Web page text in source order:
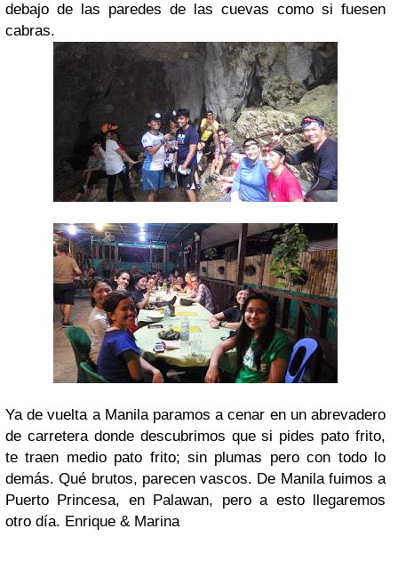
debajo de las paredes de las cuevas como si fuesen
cabras.
Ya de vuelta a Manila paramos a cenar en un abrevadero
de carretera donde descubrimos que si pides pato frito,
te traen medio pato frito; sin plumas pero con todo lo
demás. Qué brutos, parecen vascos. De Manila fuimos a
Puerto Princesa, en Palawan, pero a esto llegaremos
otro día. Enrique & Marina